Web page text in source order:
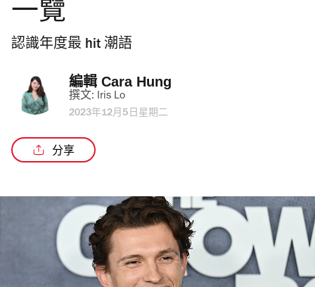
一覽
認識年度最 hit 潮語
編輯 Cara Hung
撰文: Iris Lo
2023年12月5日星期二
分享